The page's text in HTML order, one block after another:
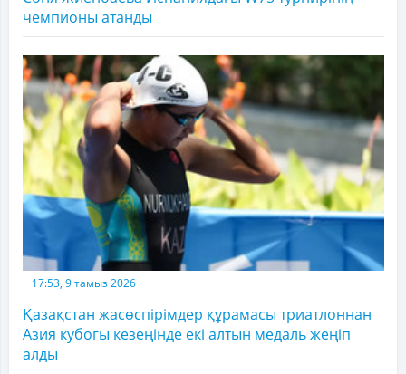
чемпионы атанды
17:53, 9 тамыз 2026
Қазақстан жасөспірімдер құрамасы триатлоннан
Азия кубогы кезеңінде екі алтын медаль жеңіп
алды